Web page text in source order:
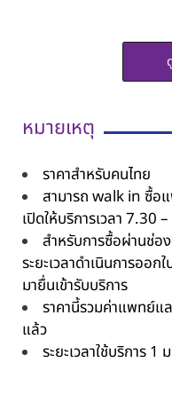
หมายเหตุ
ราคาสำหรับคนไทย
สามารถ walk in ซื้อ
เปิดให้บริการเวลา 7.30
สำหรับการซื้อผ่านช่อ
ระยะเวลาดำเนินการออ
มายื่นเข้ารับบริการ
ราคานี้รวมค่าแพทย์แ
แล้ว
ระยะเวลาใช้บริการ